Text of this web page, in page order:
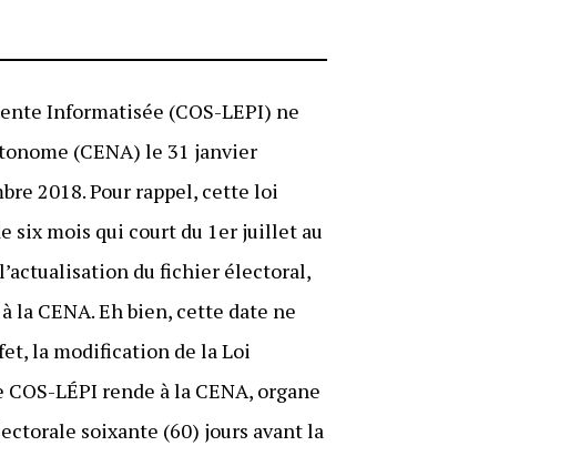
Informatisée (COS-LEPI) ne
(CENA) le 31 janvier
2018. Pour rappel, cette loi
six mois qui court du 1er juillet au
du fichier électoral,
la CENA. Eh bien, cette date ne
la modification de la Loi
LÉPI rende à la CENA, organe
soixante (60) jours avant la